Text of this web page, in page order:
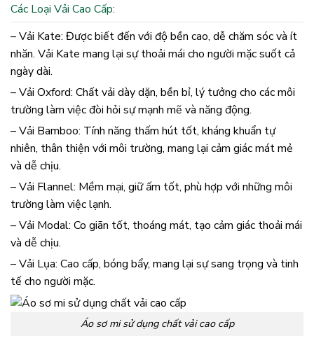
Các Loại Vải Cao Cấp:
– Vải Kate: Được biết đến với độ bền cao, dễ chăm sóc và ít
nhăn. Vải Kate mang lại sự thoải mái cho người mặc suốt cả
ngày dài.
– Vải Oxford: Chất vải dày dặn, bền bỉ, lý tưởng cho các môi
trường làm việc đòi hỏi sự mạnh mẽ và năng động.
– Vải Bamboo: Tính năng thấm hút tốt, kháng khuẩn tự
nhiên, thân thiện với môi trường, mang lại cảm giác mát mẻ
và dễ chịu.
– Vải Flannel: Mềm mại, giữ ấm tốt, phù hợp với những môi
trường làm việc lạnh.
– Vải Modal: Co giãn tốt, thoáng mát, tạo cảm giác thoải mái
và dễ chịu.
– Vải Lụa: Cao cấp, bóng bẩy, mang lại sự sang trọng và tinh
tế cho người mặc.
Áo sơ mi sử dụng chất vải cao cấp